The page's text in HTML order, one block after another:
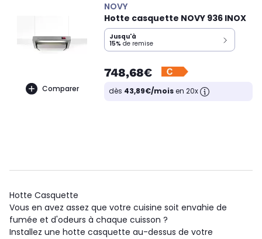
Comparer
NOVY
Hotte casquette NOVY 936 INOX
Jusqu'à
15% de remise
748,68€
dès 43,89€/moisen 20x
Hotte Casquette
Vous en avez assez que votre cuisine soit envahie de
fumée et d'odeurs à chaque cuisson ?
Installez une hotte casquette au-dessus de votre